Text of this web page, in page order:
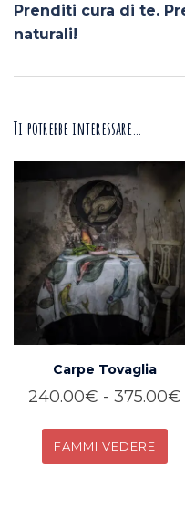
Prenditi cura di te.
naturali!
Ti potrebbe interessare…
Carpe Tovaglia
240.00€ - 375.00€
GUARDA